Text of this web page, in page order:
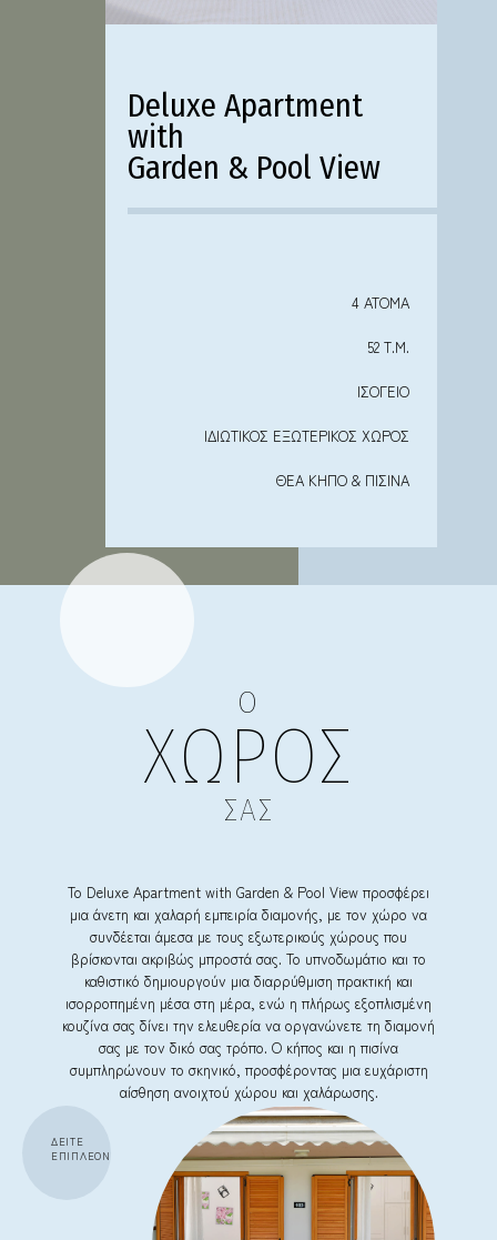
Deluxe Apartment
with
Garden & Pool View
4 ΑΤΟΜΑ
52 Τ.Μ.
ΙΣΟΓΕΙΟ
ΙΔΙΩΤΙΚΟΣ ΕΞΩΤΕΡΙΚΟΣ ΧΩΡΟΣ
ΘΕΑ ΚΗΠΟ & ΠΙΣΙΝΑ
Ο
ΧΩΡΟΣ
ΣΑΣ
Το Deluxe Apartment with Garden & Pool View προσφέρει
μια άνετη και χαλαρή εμπειρία διαμονής, με τον χώρο να
συνδέεται άμεσα με τους εξωτερικούς χώρους που
βρίσκονται ακριβώς μπροστά σας. Το υπνοδωμάτιο και το
καθιστικό δημιουργούν μια διαρρύθμιση πρακτική και
ισορροπημένη μέσα στη μέρα, ενώ η πλήρως εξοπλισμένη
κουζίνα σας δίνει την ελευθερία να οργανώνετε τη διαμονή
σας με τον δικό σας τρόπο. Ο κήπος και η πισίνα
συμπληρώνουν το σκηνικό, προσφέροντας μια ευχάριστη
αίσθηση ανοιχτού χώρου και χαλάρωσης.
ΔΕΙΤΕ
ΕΠΙΠΛΕΟΝ